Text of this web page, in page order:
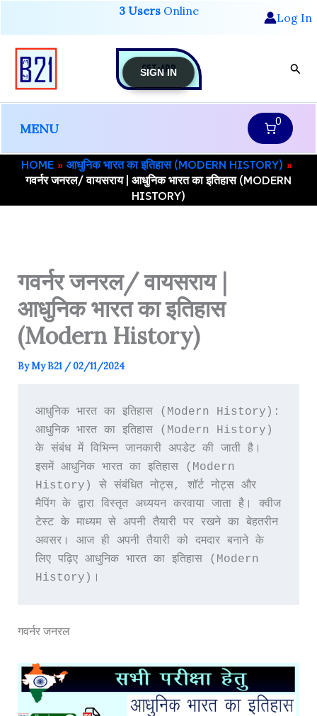
content
3 UsersOnline Log In
GET-APP
MENU 0
HOME
आधुनिक भारत का इतिहास (MODERN HISTORY)
गवर्नर जनरल/ वायसराय | आधुनिक भारत का इतिहास (MODERN
HISTORY)
गवर्नर जनरल/ वायसराय |
आधुनिक भारत का इतिहास
(Modern History)
ByMy B21 /02/11/2024
आधुनिक भारत का इतिहास (Modern History):
आधुनिक भारत का इतिहास (Modern History)
के संबंध में विभिन्न जानकारी अपडेट की जाती है।
इसमें आधुनिक भारत का इतिहास (Modern
History) से संबंधित नोट्स, शॉर्ट नोट्स और
मैपिंग के द्वारा विस्तृत अध्ययन करवाया जाता है। क्वीज
टेस्ट के माध्यम से अपनी तैयारी पर रखने का बेहतरीन
अवसर। आज ही अपनी तैयारी को दमदार बनाने के
लिए पढ़िए आधुनिक भारत का इतिहास (Modern
History)।
गवर्नर जनरल
SIGN IN